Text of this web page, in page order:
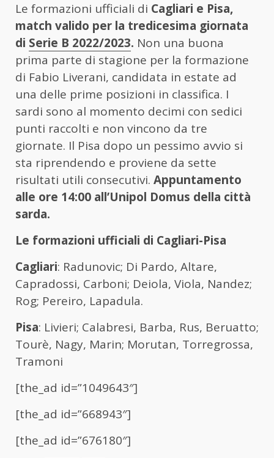
Le formazioni ufficiali di Cagliari e Pisa,
match valido per la tredicesima giornata
di Serie B 2022/2023. Non una buona
prima parte di stagione per la formazione
di Fabio Liverani, candidata in estate ad
una delle prime posizioni in classifica. I
sardi sono al momento decimi con sedici
punti raccolti e non vincono da tre
giornate. Il Pisa dopo un pessimo avvio si
sta riprendendo e proviene da sette
risultati utili consecutivi. Appuntamento
alle ore 14:00 all’Unipol Domus della città
sarda.
Le formazioni ufficiali di Cagliari-Pisa
Cagliari: Radunovic; Di Pardo, Altare,
Capradossi, Carboni; Deiola, Viola, Nandez;
Rog; Pereiro, Lapadula.
Pisa: Livieri; Calabresi, Barba, Rus, Beruatto;
Tourè, Nagy, Marin; Morutan, Torregrossa,
Tramoni
[the_ad id=”1049643″]
[the_ad id=”668943″]
[the_ad id=”676180″]